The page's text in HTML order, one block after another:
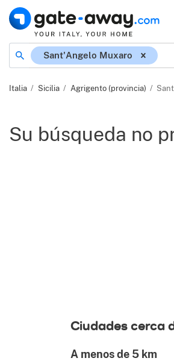
Ubicación
Sant'Angelo Muxaro
Italia Sicilia Agrigento (provincia)
Su búsqueda no
Ciudades cerca
A menos de 5 km